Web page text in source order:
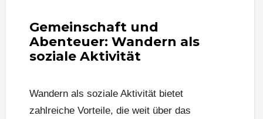
Gemeinschaft und
Abenteuer: Wandern als
soziale Aktivität
Wandern als soziale Aktivität bietet
zahlreiche Vorteile, die weit über das